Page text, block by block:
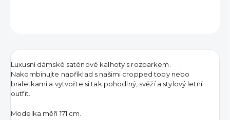
Luxusní dámské saténové kalhoty s rozparkem.
Nakombinujte například s našimi cropped topy nebo
braletkami a vytvořte si tak pohodlný, svěží a stylový letní
outfit.
Modelka měří 171 cm.